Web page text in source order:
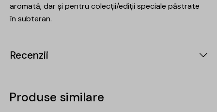
aromată, dar și pentru colecții/ediții speciale păstrate
în subteran.
Recenzii
Produse similare